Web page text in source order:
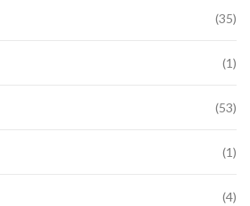
(35)
(1)
(53)
(1)
(4)